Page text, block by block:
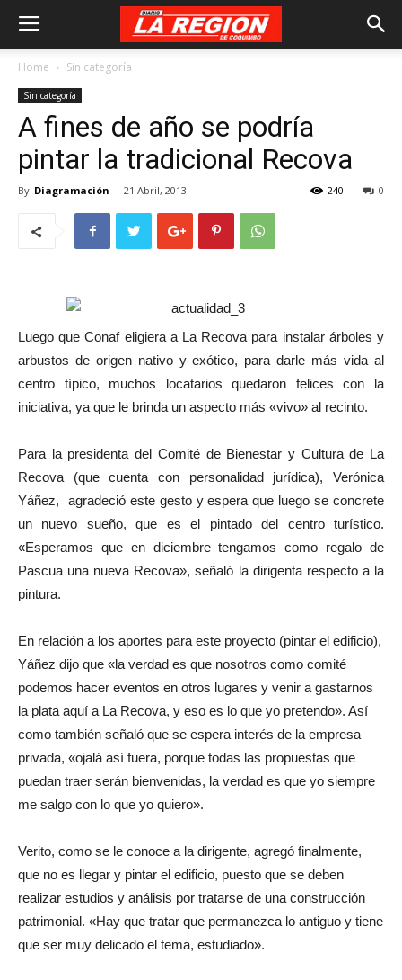
Home Sin categoría
Sin categoría
A fines de año se podría
pintar la tradicional Recova
By Diagramación - 21 Abril, 2013 0
240
Luego que Conaf eligiera a La Recova para instalar árboles y
arbustos de origen nativo y exótico, para darle más vida al
centro típico, muchos locatarios quedaron felices con la
iniciativa, ya que le brinda un aspecto más «vivo» al recinto.
Para la presidenta del Comité de Bienestar y Cultura de La
Recova (que cuenta con personalidad jurídica), Verónica
Yáñez, agradeció este gesto y espera que luego se concrete
un nuevo sueño, que es el pintado del centro turístico.
«Esperamos que en diciembre tengamos como regalo de
Pascua una nueva Recova», señaló la dirigenta respecto a la
pintura.
En relación a los aportes para este proyecto (pintar el edificio),
Yáñez dijo que «la verdad es que nosotros como comité
podemos hacer eventos en otros lugares y venir a gastarnos
la plata aquí a La Recova, y eso es lo que yo pretendo». Así
como también señaló que se espera interés de la empresa
privada, «ojalá así fuera, porque todas las propuestas que
puedan traer serán bienvenidas, la verdad es que yo siempre
me salgo con lo que yo quiero».
Verito, como se le conoce a la dirigente, agregó finalmente,
que no es llegar y pintar el edificio, puesto que se deben
realizar estudios y análisis por tratarse de una construcción
patrimonial. «Hay que tratar que permanezca lo antiguo y tiene
que ser muy delicado el tema, estudiado».